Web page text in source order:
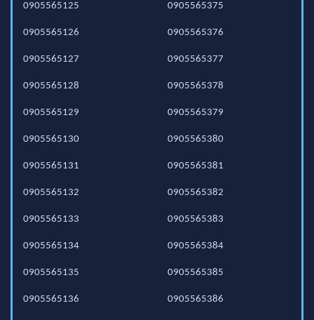
0905565125
0905565126
0905565127
0905565128
0905565129
0905565130
0905565131
0905565132
0905565133
0905565134
0905565135
0905565136
0905565375
0905565376
0905565377
0905565378
0905565379
0905565380
0905565381
0905565382
0905565383
0905565384
0905565385
0905565386